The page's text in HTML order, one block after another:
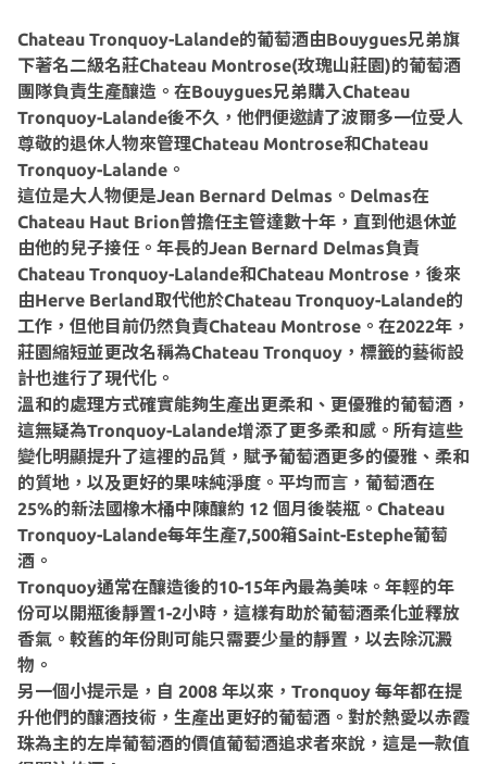
Chateau Tronquoy-Lalande的葡萄酒由Bouygues兄弟旗
下著名二級名莊Chateau Montrose(玫瑰山莊園)的葡萄酒
團隊負責生產釀造。在Bouygues兄弟購入Chateau
Tronquoy-Lalande後不久，他們便邀請了波爾多一位受人
尊敬的退休人物來管理Chateau Montrose和Chateau
Tronquoy-Lalande。
這位是大人物便是Jean Bernard Delmas。Delmas在
Chateau Haut Brion曾擔任主管達數十年，直到他退休並
由他的兒子接任。年長的Jean Bernard Delmas負責
Chateau Tronquoy-Lalande和Chateau Montrose，後來
由Herve Berland取代他於Chateau Tronquoy-Lalande的
工作，但他目前仍然負責Chateau Montrose。在2022年，
莊園縮短並更改名稱為Chateau Tronquoy，標籤的藝術設
計也進行了現代化。
溫和的處理方式確實能夠生產出更柔和、更優雅的葡萄酒，
這無疑為Tronquoy-Lalande增添了更多柔和感。所有這些
變化明顯提升了這裡的品質，賦予葡萄酒更多的優雅、柔和
的質地，以及更好的果味純淨度。平均而言，葡萄酒在
25%的新法國橡木桶中陳釀約 12 個月後裝瓶。Chateau
Tronquoy-Lalande每年生產7,500箱Saint-Estephe葡萄
酒。
Tronquoy通常在釀造後的10-15年內最為美味。年輕的年
份可以開瓶後靜置1-2小時，這樣有助於葡萄酒柔化並釋放
香氣。較舊的年份則可能只需要少量的靜置，以去除沉澱
物。
另一個小提示是，自 2008 年以來，Tronquoy 每年都在提
升他們的釀酒技術，生產出更好的葡萄酒。對於熱愛以赤霞
珠為主的左岸葡萄酒的價值葡萄酒追求者來說，這是一款值